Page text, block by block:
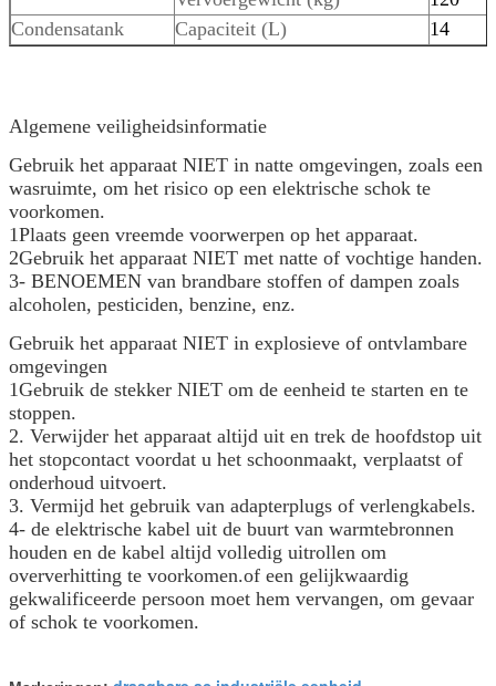
Condensatank
Capaciteit (L) 14
Algemene veiligheidsinformatie
Gebruik het apparaat NIET in natte omgevingen, zoals een
wasruimte, om het risico op een elektrische schok te
voorkomen.
1Plaats geen vreemde voorwerpen op het apparaat.
2Gebruik het apparaat NIET met natte of vochtige handen.
3- BENOEMEN van brandbare stoffen of dampen zoals
alcoholen, pesticiden, benzine, enz.
Gebruik het apparaat NIET in explosieve of ontvlambare
omgevingen
1Gebruik de stekker NIET om de eenheid te starten en te
stoppen.
2. Verwijder het apparaat altijd uit en trek de hoofdstop uit
het stopcontact voordat u het schoonmaakt, verplaatst of
onderhoud uitvoert.
3. Vermijd het gebruik van adapterplugs of verlengkabels.
4- de elektrische kabel uit de buurt van warmtebronnen
houden en de kabel altijd volledig uitrollen om
oververhitting te voorkomen.of een gelijkwaardig
gekwalificeerde persoon moet hem vervangen, om gevaar
of schok te voorkomen.